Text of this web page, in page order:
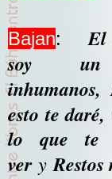
Bajan:
El
soy un
inhumanos,
esto te daré,
lo que te
ver y Restos